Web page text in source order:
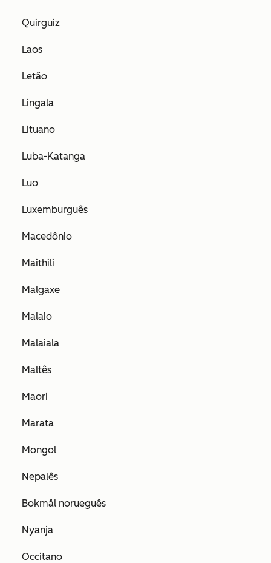
Quirguiz
Laos
Letão
Lingala
Lituano
Luba-Katanga
Luo
Luxemburguês
Macedônio
Maithili
Malgaxe
Malaio
Malaiala
Maltês
Maori
Marata
Mongol
Nepalês
Bokmål norueguês
Nyanja
Occitano